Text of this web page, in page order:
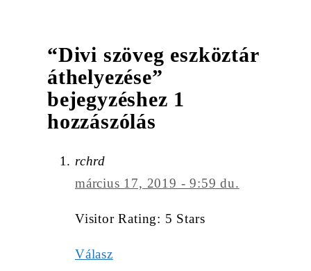
“Divi szöveg eszköztár
áthelyezése”
bejegyzéshez 1
hozzászólás
rchrd
március 17, 2019 - 9:59 du.
Visitor Rating: 5 Stars
Válasz